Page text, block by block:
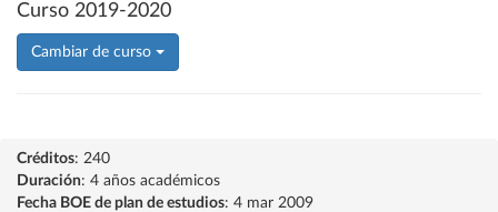
Curso 2019-2020
Cambiar de curso
Créditos: 240
Duración: 4 años académicos
Fecha BOE de plan de estudios: 4 mar 2009